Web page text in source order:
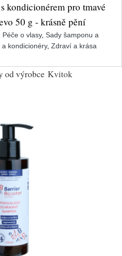
kondicionérem pro tmavé
50 g - krásně pění
Péče o vlasy, Sady šamponu a
kondicionéry, Zdraví a krása
od výrobce Kvitok